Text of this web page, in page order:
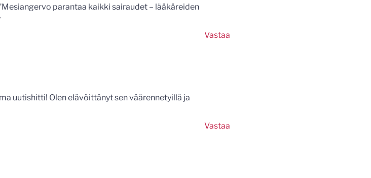
parantaa kaikki sairaudet – lääkäreiden
Vastaa
uutishitti! Olen elävöittänyt sen väärennetyillä ja
Vastaa